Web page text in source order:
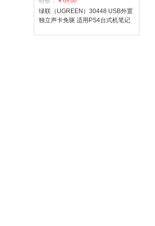
绿联（UGREEN）30448 USB外置
独立声卡免驱 适用PS4台式机笔记